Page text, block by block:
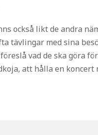
också likt de andra
tävlingar med sina
vad de ska göra
att hålla en